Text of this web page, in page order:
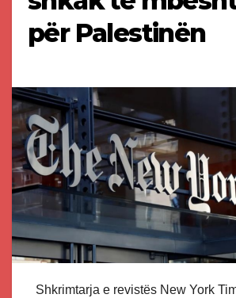
për Palestinën
Shkrimtarja e revistës New York